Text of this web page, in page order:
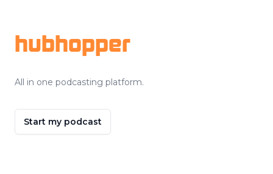
hubhopper
All in one podcasting platform.
Start my podcast